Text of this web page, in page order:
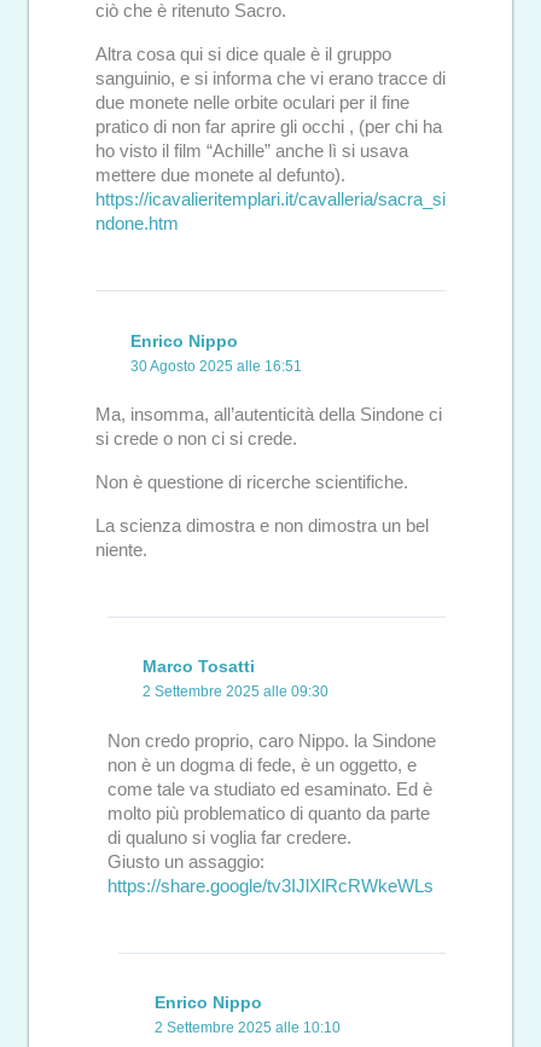
ciò che è ritenuto Sacro.
Altra cosa qui si dice quale è il gruppo
sanguinio, e si informa che vi erano tracce di
due monete nelle orbite oculari per il fine
pratico di non far aprire gli occhi , (per chi ha
ho visto il film “Achille” anche lì si usava
mettere due monete al defunto).
https://icavalieritemplari.it/cavalleria/sacra_si
ndone.htm
Enrico Nippo
30 Agosto 2025 alle 16:51
Ma, insomma, all’autenticità della Sindone ci
si crede o non ci si crede.
Non è questione di ricerche scientifiche.
La scienza dimostra e non dimostra un bel
niente.
Marco Tosatti
2 Settembre 2025 alle 09:30
Non credo proprio, caro Nippo. la Sindone
non è un dogma di fede, è un oggetto, e
come tale va studiato ed esaminato. Ed è
molto più problematico di quanto da parte
di qualuno si voglia far credere.
Giusto un assaggio:
https://share.google/tv3IJlXlRcRWkeWLs
Enrico Nippo
2 Settembre 2025 alle 10:10